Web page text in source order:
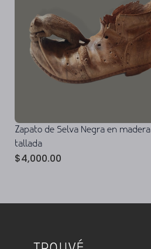
Zapato de Selva Negra en madera
tallada
$4,000.00